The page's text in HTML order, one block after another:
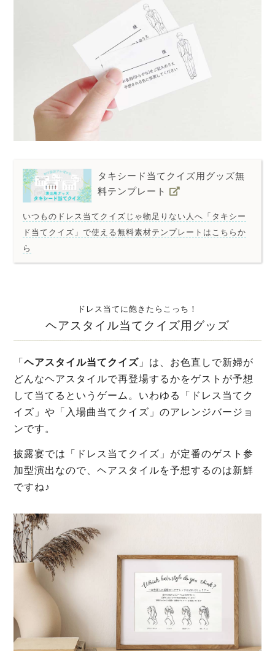
タキシード当てクイズ用グッズ無
料テンプレート
いつものドレス当てクイズじゃ物足りない人へ「タキシー
ド当てクイズ」で使える無料素材テンプレートはこちらか
ら
ドレス当てに飽きたらこっち！
ヘアスタイル当てクイズ用グッズ
「ヘアスタイル当てクイズ 」は、お色直しで新婦が
どんなヘアスタイルで再登場するかをゲストが予想
して当てるというゲーム。いわゆる「ドレス当てク
イズ」や「入場曲当てクイズ」のアレンジバージョ
ンです。
披露宴では「ドレス当てクイズ」が定番のゲスト参
加型演出なので、ヘアスタイルを予想するのは新鮮
ですね♪